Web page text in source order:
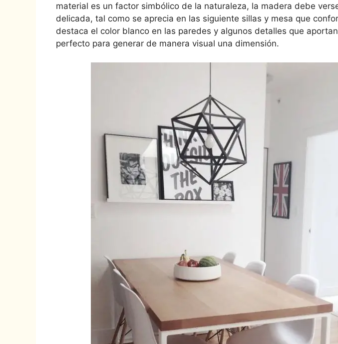
material es un factor simbólico de la naturaleza, la madera debe
delicada, tal como se aprecia en las siguiente sillas y mesa que
destaca el color blanco en las paredes y algunos detalles que
perfecto para generar de manera visual una dimensión.